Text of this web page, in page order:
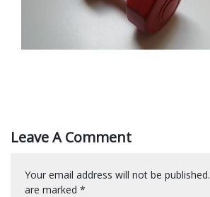
Leave A Comment
Your email address will not be published.
are marked *